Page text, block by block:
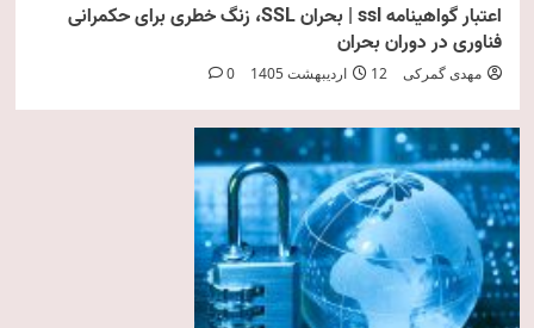
اعتبار گواهینامه ssl | بحران SSL، زنگ خطری برای حکمرانی
فناوری در دوران بحران
مهدی گمرکی 12 اردیبهشت 1405 0